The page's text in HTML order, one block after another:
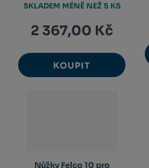
2 367,00 Kč
KOUPIT
SKLADEM MÉNĚ NEŽ 5 KS
Nůžky Felco 10 pro